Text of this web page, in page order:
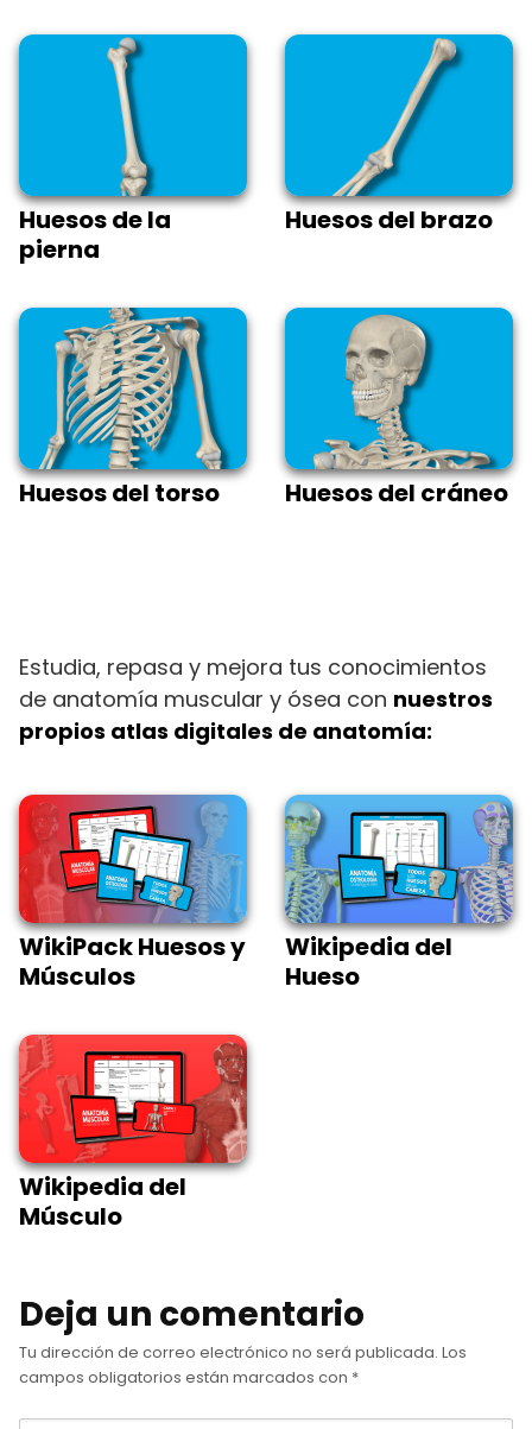
Huesos de la
pierna
Huesos del brazo
Huesos del torso Huesos del cráneo
Estudia, repasa y mejora tus conocimientos
de anatomía muscular y ósea con nuestros
propios atlas digitales de anatomía:
WikiPack Huesos y
Músculos
Wikipedia del
Hueso
Wikipedia del
Músculo
Deja un comentario
Tu dirección de correo electrónico no será publicada. Los
campos obligatorios están marcados con *